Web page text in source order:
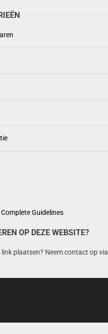
Guidelines
OP DEZE WEBSITE?
link plaatsen? Neem contact op via